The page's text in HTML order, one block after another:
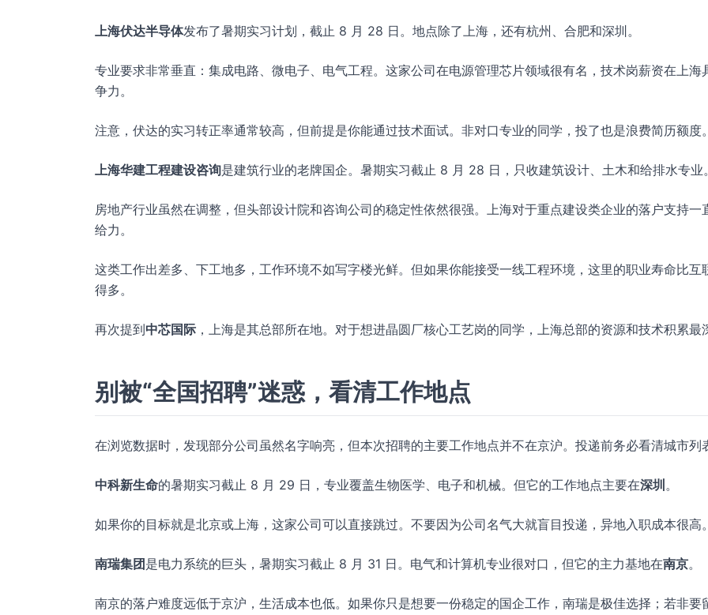
上海伏达半导体发布了暑期实习计划，截止 8 月 28 日。地点除了上海，还有杭州、合肥和深圳。
专业要求非常垂直：集成电路、微电子、电气工程。这家公司在电源管理芯片领域很有名，技术岗薪资在上海
争力。
注意，伏达的实习转正率通常较高，但前提是你能通过技术面试。非对口专业的同学，投了也是浪费简历额度。
上海华建工程建设咨询是建筑行业的老牌国企。暑期实习截止 8 月 28 日，只收建筑设计、土木和给排水专业。
房地产行业虽然在调整，但头部设计院和咨询公司的稳定性依然很强。上海对于重点建设类企业的落户支持一
给力。
这类工作出差多、下工地多，工作环境不如写字楼光鲜。但如果你能接受一线工程环境，这里的职业寿命比互
得多。
再次提到中芯国际 ，上海是其总部所在地。对于想进晶圆厂核心工艺岗的同学，上海总部的资源和技术积累最
别被“全国招聘”迷惑，看清工作地点
在浏览数据时，发现部分公司虽然名字响亮，但本次招聘的主要工作地点并不在京沪。投递前务必看清城市列
中科新生命的暑期实习截止 8 月 29 日，专业覆盖生物医学、电子和机械。但它的工作地点主要在深圳 。
如果你的目标就是北京或上海，这家公司可以直接跳过。不要因为公司名气大就盲目投递，异地入职成本很高。
南瑞集团 是电力系统的巨头，暑期实习截止 8 月 31 日。电气和计算机专业很对口，但它的主力基地在南京。
南京的落户难度远低于京沪，生活成本也低。如果你只是想要一份稳定的国企工作，南瑞是极佳选择；若非要